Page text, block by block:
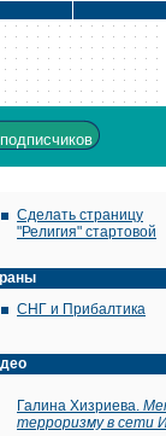
Сделать страницу
"Религия" стартовой
СНГ и Прибалтика
Галина Хизриева.
терроризму в сети